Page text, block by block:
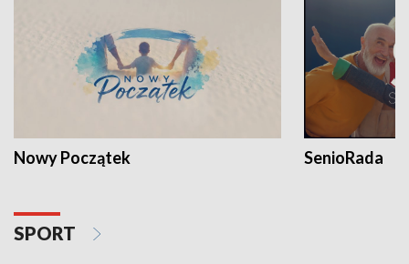
Nowy Początek SenioRada
SPORT